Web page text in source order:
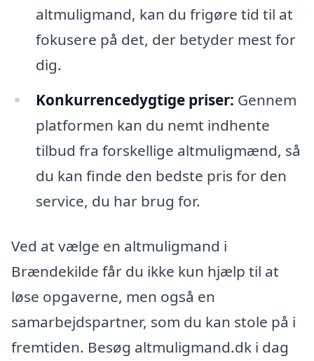
altmuligmand, kan du frigøre tid til at
fokusere på det, der betyder mest for
dig.
Konkurrencedygtige priser: Gennem
platformen kan du nemt indhente
tilbud fra forskellige altmuligmænd, så
du kan finde den bedste pris for den
service, du har brug for.
Ved at vælge en altmuligmand i
Brændekilde får du ikke kun hjælp til at
løse opgaverne, men også en
samarbejdspartner, som du kan stole på i
fremtiden. Besøg altmuligmand.dk i dag